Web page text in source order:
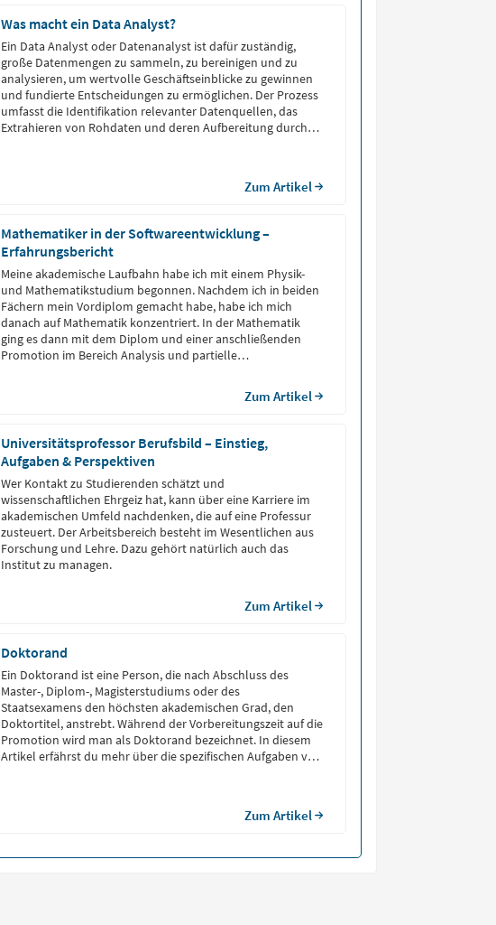
Was macht ein Data Analyst?
Ein Data Analyst oder Datenanalyst ist dafür zuständig,
große Datenmengen zu sammeln, zu bereinigen und zu
analysieren, um wertvolle Geschäftseinblicke zu gewinnen
und fundierte Entscheidungen zu ermöglichen. Der Prozess
umfasst die Identifikation relevanter Datenquellen, das
Extrahieren von Rohdaten und deren Aufbereitung durch
Zum Artikel
Mathematiker in der Softwareentwicklung –
Erfahrungsbericht
Meine akademische Laufbahn habe ich mit einem Physik-
und Mathematikstudium begonnen. Nachdem ich in beiden
Fächern mein Vordiplom gemacht habe, habe ich mich
danach auf Mathematik konzentriert. In der Mathematik
ging es dann mit dem Diplom und einer anschließenden
Promotion im Bereich Analysis und partielle
Zum Artikel
Universitätsprofessor Berufsbild – Einstieg,
Aufgaben & Perspektiven
Wer Kontakt zu Studierenden schätzt und
wissenschaftlichen Ehrgeiz hat, kann über eine Karriere im
akademischen Umfeld nachdenken, die auf eine Professur
zusteuert. Der Arbeitsbereich besteht im Wesentlichen aus
Forschung und Lehre. Dazu gehört natürlich auch das
Institut zu managen.
Zum Artikel
Doktorand
Ein Doktorand ist eine Person, die nach Abschluss des
Master-, Diplom-, Magisterstudiums oder des
Staatsexamens den höchsten akademischen Grad, den
Doktortitel, anstrebt. Während der Vorbereitungszeit auf die
Promotion wird man als Doktorand bezeichnet. In diesem
Artikel erfährst du mehr über die spezifischen Aufgaben von
Zum Artikel